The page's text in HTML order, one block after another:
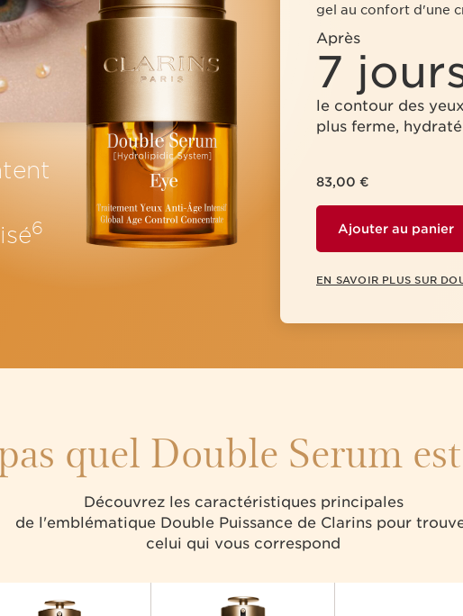
6
gel au confort d'une
Après
7
le contour des
plus ferme,
83,00 €
Ajouter au panier
EN SAVOIR PLUS SUR
quel Double Serum
Découvrez les caractéristiques principales
de l'emblématique Double Puissance de Clarins pour
celui qui vous correspond